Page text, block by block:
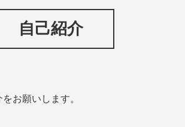
自己紹介
お願いします。